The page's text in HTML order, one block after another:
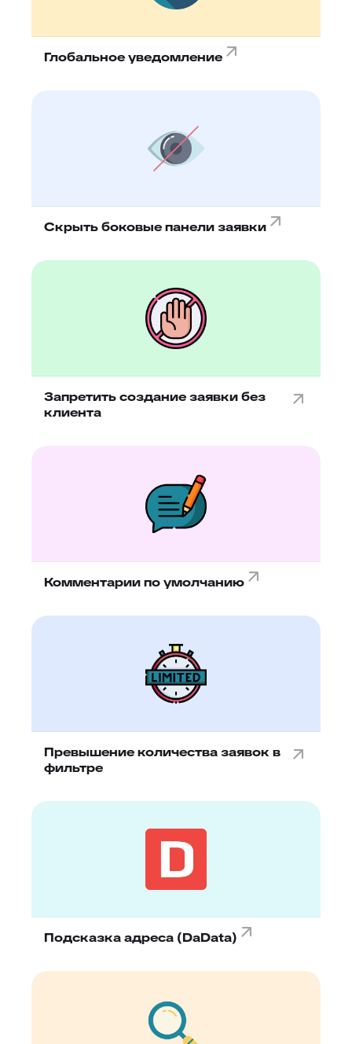
Глобальное уведомление
Скрыть боковые панели заявки
Запретить создание заявки без
клиента
Комментарии по умолчанию
Превышение количества заявок в
фильтре
Подсказка адреса (DaData)